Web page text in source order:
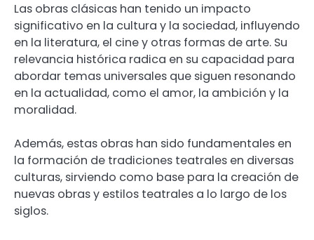
Las obras clásicas han tenido un impacto
significativo en la cultura y la sociedad, influyendo
en la literatura, el cine y otras formas de arte. Su
relevancia histórica radica en su capacidad para
abordar temas universales que siguen resonando
en la actualidad, como el amor, la ambición y la
moralidad.
Además, estas obras han sido fundamentales en
la formación de tradiciones teatrales en diversas
culturas, sirviendo como base para la creación de
nuevas obras y estilos teatrales a lo largo de los
siglos.